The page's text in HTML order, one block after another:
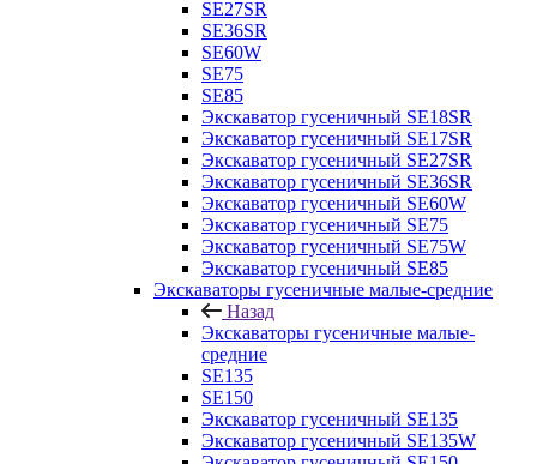
SE27SR
SE36SR
SE60W
SE75
SE85
Экскаватор гусеничный SE18SR
Экскаватор гусеничный SE17SR
Экскаватор гусеничный SE27SR
Экскаватор гусеничный SE36SR
Экскаватор гусеничный SE60W
Экскаватор гусеничный SE75
Экскаватор гусеничный SE75W
Экскаватор гусеничный SE85
Экскаваторы гусеничные малые-средние
Назад
Экскаваторы гусеничные малые-
средние
SE135
SE150
Экскаватор гусеничный SE135
Экскаватор гусеничный SE135W